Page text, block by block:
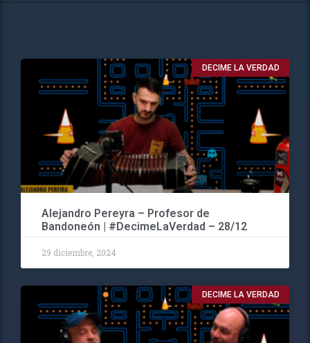
DECIME LA VERDAD
Alejandro Pereyra – Profesor de
Bandoneón | #DecimeLaVerdad – 28/12
29 diciembre, 2024
DECIME LA VERDAD